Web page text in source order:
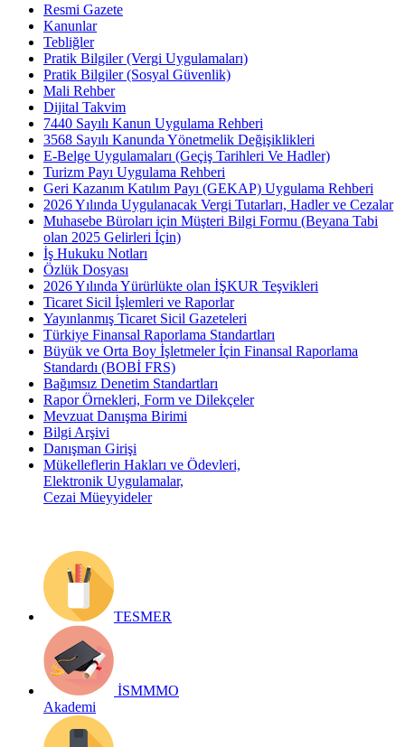
Resmi Gazete
Kanunlar
Tebliğler
Pratik Bilgiler (Vergi Uygulamaları)
Pratik Bilgiler (Sosyal Güvenlik)
Mali Rehber
Dijital Takvim
7440 Sayılı Kanun Uygulama Rehberi
3568 Sayılı Kanunda Yönetmelik Değişiklikleri
E-Belge Uygulamaları (Geçiş Tarihleri Ve Hadler)
Turizm Payı Uygulama Rehberi
Geri Kazanım Katılım Payı (GEKAP) Uygulama Rehberi
2026 Yılında Uygulanacak Vergi Tutarları, Hadler ve Cezalar
Muhasebe Büroları için Müşteri Bilgi Formu (Beyana Tabi
olan 2025 Gelirleri İçin)
İş Hukuku Notları
Özlük Dosyası
2026 Yılında Yürürlükte olan İŞKUR Teşvikleri
Ticaret Sicil İşlemleri ve Raporlar
Yayınlanmış Ticaret Sicil Gazeteleri
Türkiye Finansal Raporlama Standartları
Büyük ve Orta Boy İşletmeler İçin Finansal Raporlama
Standardı (BOBİ FRS)
Bağımsız Denetim Standartları
Rapor Örnekleri, Form ve Dilekçeler
Mevzuat Danışma Birimi
Bilgi Arşivi
Danışman Girişi
Mükelleflerin Hakları ve Ödevleri,
Elektronik Uygulamalar,
Cezai Müeyyideler
TESMER
İSMMMO
Akademi